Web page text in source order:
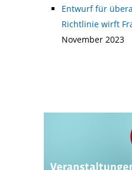
Entwurf für
Richtlinie wirft
November 2023